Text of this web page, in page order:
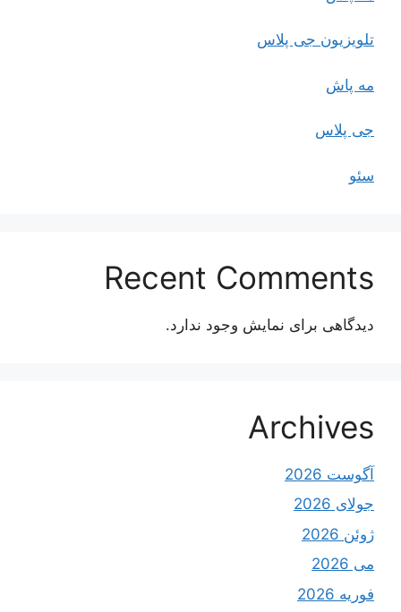
تلویزیون جی پلاس
مه پاش
جی پلاس
سئو
Recent Comments
دیدگاهی برای نمایش وجود ندارد.
Archives
آگوست 2026
جولای 2026
ژوئن 2026
می 2026
فوریه 2026